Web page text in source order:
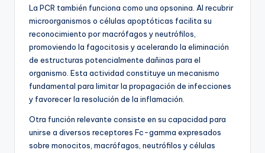
La PCR también funciona como una opsonina. Al recubrir
microorganismos o células apoptóticas facilita su
reconocimiento por macrófagos y neutrófilos,
promoviendo la fagocitosis y acelerando la eliminación
de estructuras potencialmente dañinas para el
organismo. Esta actividad constituye un mecanismo
fundamental para limitar la propagación de infecciones
y favorecer la resolución de la inflamación.
Otra función relevante consiste en su capacidad para
unirse a diversos receptores Fc-gamma expresados
sobre monocitos, macrófagos, neutrófilos y células